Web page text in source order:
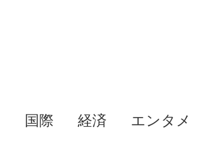
国際 経済 エンタメ